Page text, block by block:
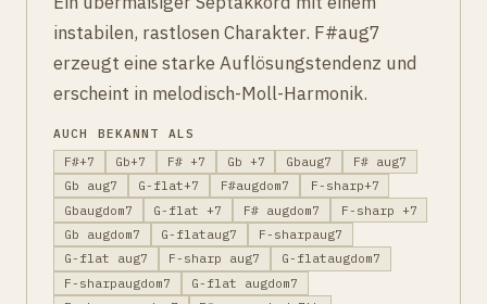
instabilen, rastlosen Charakter. F#aug7
erzeugt eine starke Auflösungstendenz und
erscheint in melodisch-Moll-Harmonik.
AUCH BEKANNT ALS
F#+7
Gb+7 F# +7 Gb +7 Gbaug7
F# aug7
Gb aug7
G-flat+7 F#augdom7
F-sharp+7
Gbaugdom7
G-flat +7 F# augdom7
F-sharp +7
Gb augdom7
G-flataug7
F-sharpaug7
G-flat aug7
F-sharp aug7
G-flataugdom7
F-sharpaugdom7
G-flat augdom7